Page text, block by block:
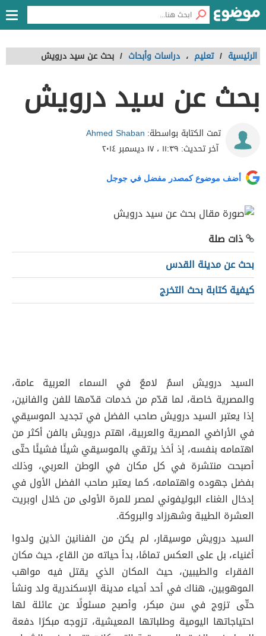
الرئيسية / تعليم ، دراسات وأبحاث / بحث عن سيد درويش
بحث عن سيد درويش
تمت الكتابة بواسطة: Ahmed Shaban
آخر تحديث: ١١:٣٩ ، ١٧ ديسمبر ٢٠١٤
أضف موضوع كمصدر مفضل في جوجل
ذات صلة
بحث عن مدينة القدس
كيفية كتابة بحث التخرج
السيد درويش اسمٌ لامعٌ في السماء العربية عامة،
والمصرية خاصة، لما قدّم من خدمات قدّمها للفن والفانين،
إذا يعتبر السيد درويش صاحب الفضل في تجديد الموسيقي
في الأراضي المصرية والعربية، اهتم درويش بالفن أكثر من
اهتمامه بنفسه، إذ أخذ يرتقي بالموسيقي شيئًا فشيئًا حتّى
أصبحت منتشرة في كل مكان في الوطن العربي، وذلك
بفضل جهوده واهتمامه، كما يعتبر صاحب الفضل الأول في
إدخال الغناء البوليفوني لمصر للمرة الأولى من خلال اوبريت
العشرة الطيبة وشهرزاد والبروكة.
السيد درويش موسيقار، لم يكن من الفنانين الذين ولدوا
أغنياء، بل على العكس تمامًا، بدأ حياته من القاع، حيث مكان
الفقراء والطيبين، حيث المكان الذي يقتل فيه مواهب
الموهوبين، هناك في أحد أحياء مدينة الإسكندرية ولد ونشأ
حتّى تزوج في سن مبكر، وأصبح مسئولًا عن عائلة لها
احتياجاتها اليومية وطلباتها المعيشية، تزوجه مبكرًا دفعة